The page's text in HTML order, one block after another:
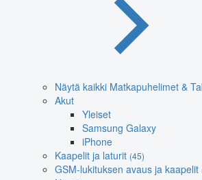
Näytä kaikki Matkapuhelimet &
Akut
Yleiset
Samsung Galaxy
iPhone
Kaapelit ja laturit (45)
GSM-lukituksen avaus ja kaapelit